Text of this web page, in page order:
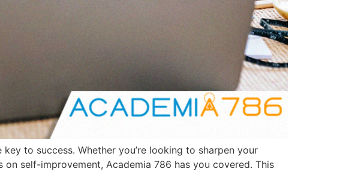
to success. Whether you’re looking to sharpen your
self-improvement, Academia 786 has you covered. This